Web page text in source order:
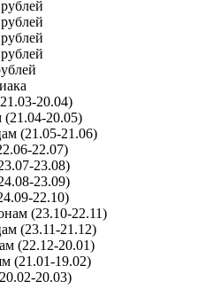
20.04)
20.05)
(21.05-21.06)
22.07)
23.08)
23.09)
22.10)
(23.10-22.11)
(23.11-21.12)
(22.12-20.01)
(21.01-19.02)
20.03)